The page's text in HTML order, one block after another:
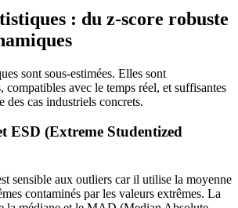
: du z-score robuste
sont sous-estimées. Elles sont
compatibles avec le temps réel, et suffisantes
des cas industriels concrets.
ESD (Extreme Studentized
sensible aux outliers car il utilise la moyenne
contaminés par les valeurs extrêmes. La